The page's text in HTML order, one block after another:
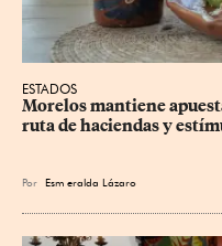
ESTADOS
Morelos mantiene
ruta de haciendas y
Por Esm eralda Lázaro